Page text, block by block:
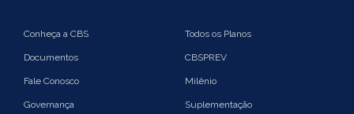
Conheça a CBS
Documentos
Fale Conosco
Governança
Todos os Planos
CBSPREV
Milênio
Suplementação